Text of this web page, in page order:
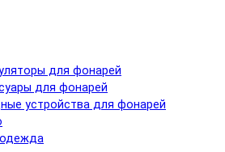
для фонарей
для фонарей
устройства для фонарей